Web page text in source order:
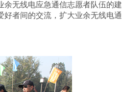
余无线电应急通信志愿者队伍的建
者间的交流，扩大业余无线电通